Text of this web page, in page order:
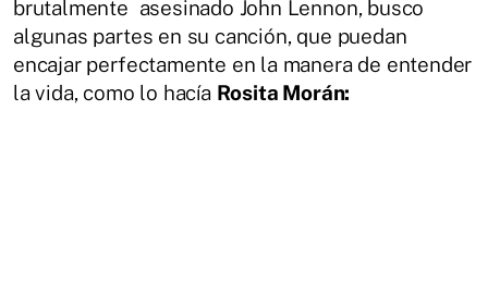
brutalmente asesinado John Lennon, busco
algunas partes en su canción, que puedan
encajar perfectamente en la manera de entender
la vida, como lo hacía Rosita Morán: